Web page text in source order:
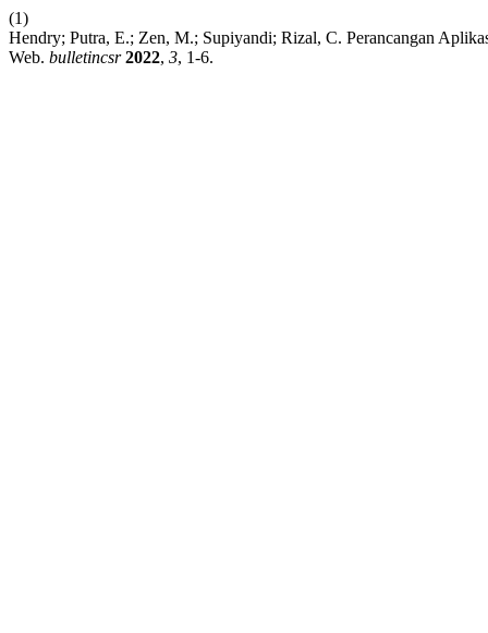
(1)
Hendry; Putra, E.; Zen, M.; Supiyandi; Rizal, C. Perancangan
Web. bulletincsr 2022, 3, 1-6.